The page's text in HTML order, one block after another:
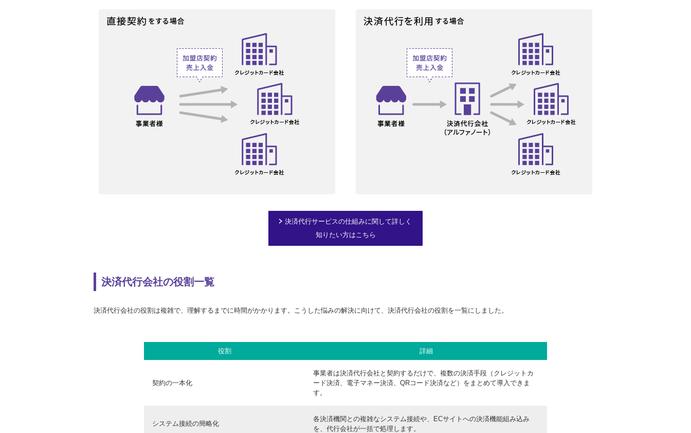
決済代行サービスの仕組みに関して詳しく
知りたい方はこちら
決済代行会社の役割一覧
決済代行会社の役割は複雑で、理解するまでに時間がかかります。こうした悩みの解決に向けて、決済代行会社の役割を一覧にしました。
役割 詳細
契約の一本化
事業者は決済代行会社と契約するだけで、複数の決済手段（クレジットカ
ード決済、電子マネー決済、QRコード決済など）をまとめて導入できま
す。
システム接続の簡略化
各決済機関との複雑なシステム接続や、ECサイトへの決済機能組み込み
を、代行会社が一括で処理します。